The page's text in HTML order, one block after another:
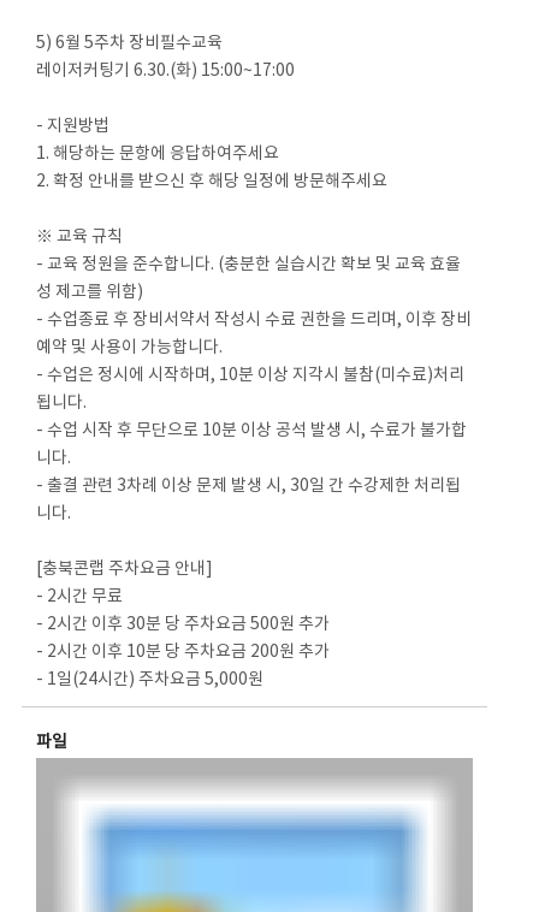
5) 6월 5주차 장비필수교육
레이저커팅기 6.30.(화) 15:00~17:00
- 지원방법
1. 해당하는 문항에 응답하여주세요
2. 확정 안내를 받으신 후 해당 일정에 방문해주세요
※ 교육 규칙
- 교육 정원을 준수합니다. (충분한 실습시간 확보 및 교육 효율
성 제고를 위함)
- 수업종료 후 장비서약서 작성시 수료 권한을 드리며, 이후 장비
예약 및 사용이 가능합니다.
- 수업은 정시에 시작하며, 10분 이상 지각시 불참(미수료)처리
됩니다.
- 수업 시작 후 무단으로 10분 이상 공석 발생 시, 수료가 불가합
니다.
- 출결 관련 3차례 이상 문제 발생 시, 30일 간 수강제한 처리됩
니다.
[충북콘랩 주차요금 안내]
- 2시간 무료
- 2시간 이후 30분 당 주차요금 500원 추가
- 2시간 이후 10분 당 주차요금 200원 추가
- 1일(24시간) 주차요금 5,000원
파일